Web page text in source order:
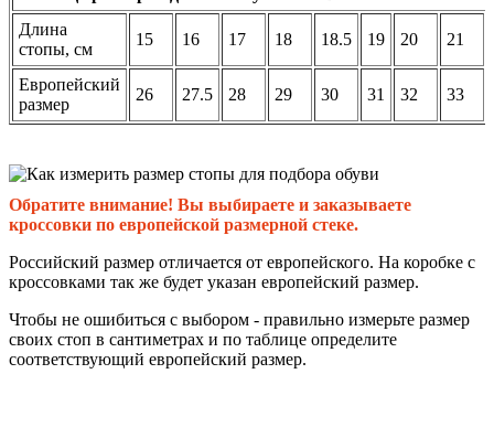
Длина
стопы, см
15 16 17 18 18.5 19 20 21
Европейский
размер
26 27.5 28 29 30 31 32 33
Обратите внимание! Вы выбираете и заказываете
кроссовки по европейской размерной стеке.
Российский размер отличается от европейского. На коробке с
кроссовками так же будет указан европейский размер.
Чтобы не ошибиться с выбором - правильно измерьте размер
своих стоп в сантиметрах и по таблице определите
соответствующий европейский размер.